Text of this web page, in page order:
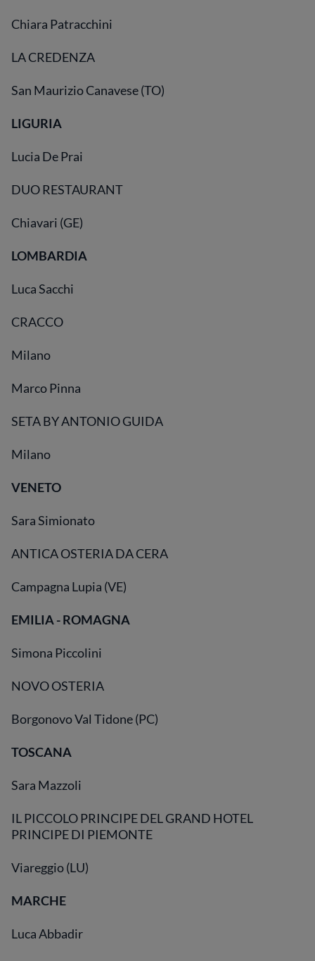
Chiara Patracchini
LA CREDENZA
San Maurizio Canavese (TO)
LIGURIA
Lucia De Prai
DUO RESTAURANT
Chiavari (GE)
LOMBARDIA
Luca Sacchi
CRACCO
Milano
Marco Pinna
SETA BY ANTONIO GUIDA
Milano
VENETO
Sara Simionato
ANTICA OSTERIA DA CERA
Campagna Lupia (VE)
EMILIA - ROMAGNA
Simona Piccolini
NOVO OSTERIA
Borgonovo Val Tidone (PC)
TOSCANA
Sara Mazzoli
IL PICCOLO PRINCIPE DEL GRAND HOTEL
PRINCIPE DI PIEMONTE
Viareggio (LU)
MARCHE
Luca Abbadir